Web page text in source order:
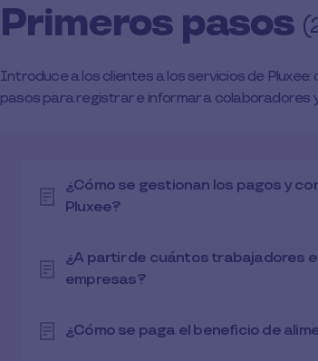
Primeros pasos
Introduce a los clientes a los servicios de
pasos para registrar e informar a colaboradores
¿Cómo se gestionan los pagos y
Pluxee?
¿A partir de cuántos trabajadores
empresas?
¿Cómo se paga el beneficio de